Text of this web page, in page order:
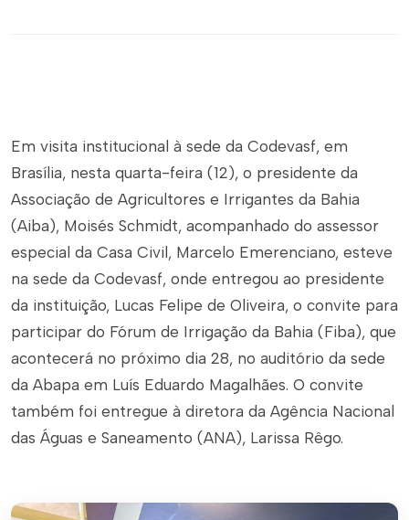
Em visita institucional à sede da Codevasf, em
Brasília, nesta quarta-feira (12), o presidente da
Associação de Agricultores e Irrigantes da Bahia
(Aiba), Moisés Schmidt, acompanhado do assessor
especial da Casa Civil, Marcelo Emerenciano, esteve
na sede da Codevasf, onde entregou ao presidente
da instituição, Lucas Felipe de Oliveira, o convite para
participar do Fórum de Irrigação da Bahia (Fiba), que
acontecerá no próximo dia 28, no auditório da sede
da Abapa em Luís Eduardo Magalhães. O convite
também foi entregue à diretora da Agência Nacional
das Águas e Saneamento (ANA), Larissa Rêgo.